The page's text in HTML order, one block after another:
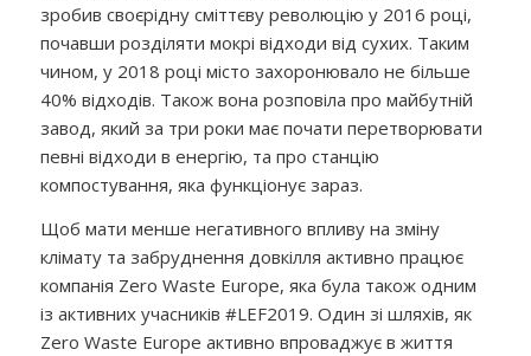
зробив своєрідну сміттєву революцію у 2016 році,
почавши розділяти мокрі відходи від сухих. Таким
чином, у 2018 році місто захоронювало не більше
40% відходів. Також вона розповіла про майбутній
завод, який за три роки має почати перетворювати
певні відходи в енергію, та про станцію
компостування, яка функціонує зараз.
Щоб мати менше негативного впливу на зміну
клімату та забруднення довкілля активно працює
компанія Zero Waste Europe, яка була також одним
із активних учасників #LEF2019. Один зі шляхів, як
Zero Waste Europe активно впроваджує в життя